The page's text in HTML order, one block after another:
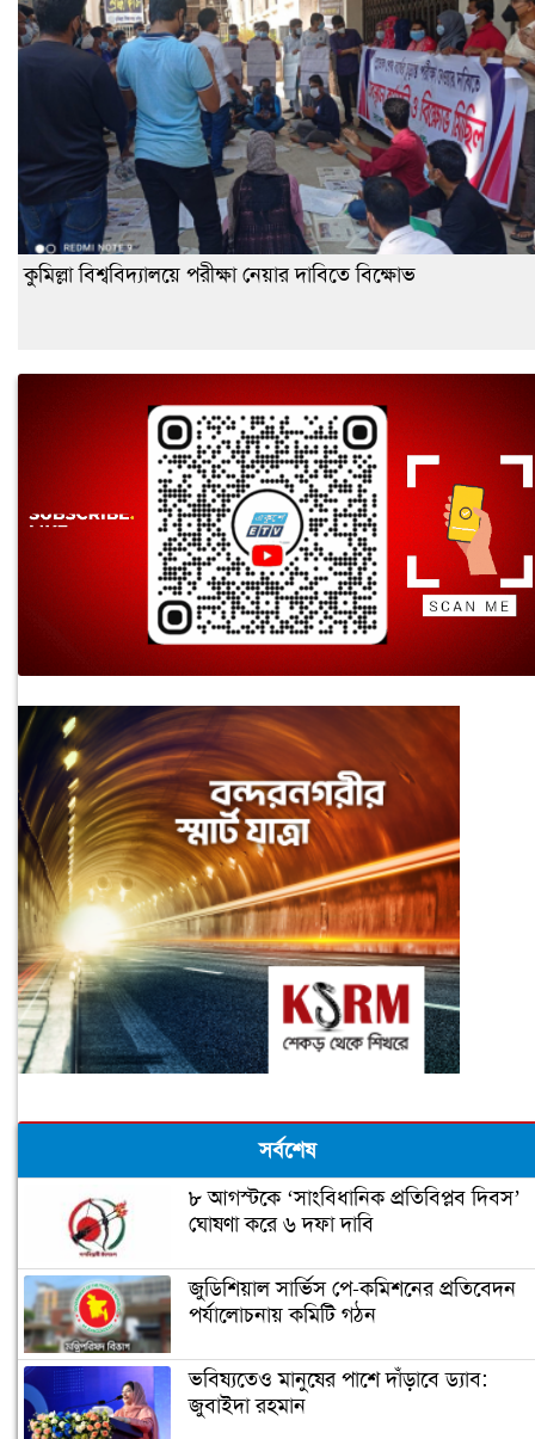
কুমিল্লা বিশ্ববিদ্যালয়ে পরীক্ষা নেয়ার দাবিতে বিক্ষোভ
সর্বশেষ
৮ আগস্টকে ‘সাংবিধানিক প্রতিবিপ্লব দিবস’
ঘোষণা করে ৬ দফা দাবি
জুডিশিয়াল সার্ভিস পে-কমিশনের প্রতিবেদন
পর্যালোচনায় কমিটি গঠন
ভবিষ্যতেও মানুষের পাশে দাঁড়াবে ড্যাব:
জুবাইদা রহমান